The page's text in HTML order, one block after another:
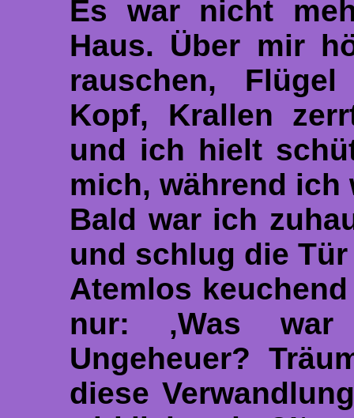
Es war nicht
Haus. Über mir
rauschen,
Kopf, Krallen
und ich hielt
mich, während ich
Bald war ich
und schlug die
Atemlos
nur: ‚Was
Ungeheuer?
diese